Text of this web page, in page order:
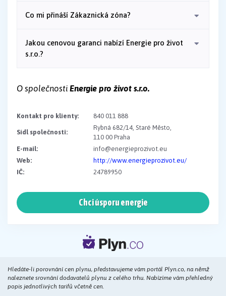
Co mi přináší Zákaznická zóna?
Jakou cenovou garanci nabízí Energie pro život
s.r.o.?
O společnosti Energie pro život s.r.o.
Kontakt pro klienty: 840 011 888
Sídl společnosti:
Rybná 682/14, Staré Město,
110 00 Praha
E-mail:
info@energieprozivot.eu
Web:
http://www.energieprozivot.eu/
IČ:
24789950
Chci úsporu energie
Hledáte-li porovnání cen plynu, představujeme vám portál Plyn.co, na němž
naleznete srovnání dodavatelů plynu z celého trhu. Nabízíme vám přehledný
popis jednotlivých tarifů včetně cen.